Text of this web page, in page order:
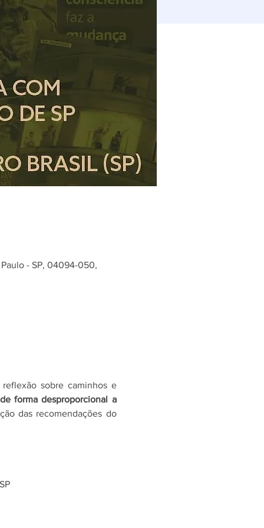
- SP, 04094-050,
sobre caminhos e
forma desproporcional a
das recomendações do